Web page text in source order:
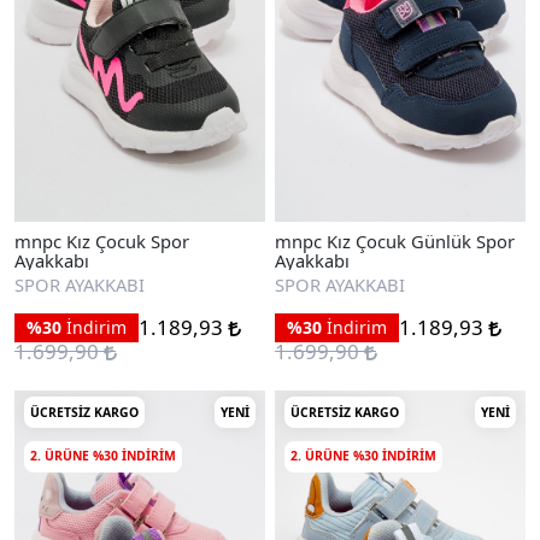
mnpc Kız Çocuk Spor
Ayakkabı
SPOR AYAKKABI
%30 İndirim
1.189,93
1.699,90
mnpc Kız Çocuk Günlük Spor
Ayakkabı
SPOR AYAKKABI
%30 İndirim
1.189,93
1.699,90
ÜCRETSIZ KARGO YENI
2. ÜRÜNE %30 INDIRIM
ÜCRETSIZ KARGO YENI
2. ÜRÜNE %30 INDIRIM